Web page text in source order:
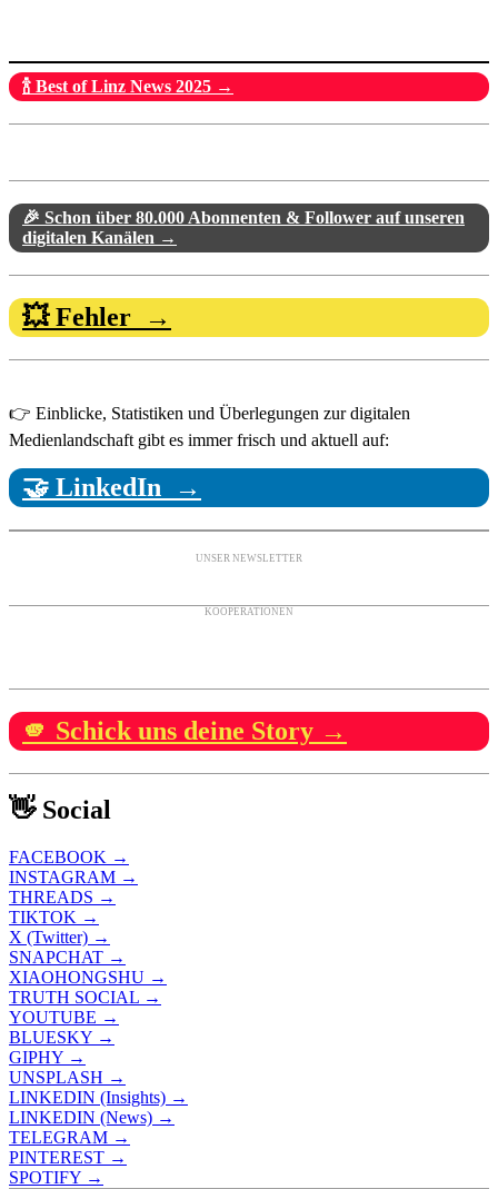
🍾 Best of Linz News 2025 →
🎉 Schon über 80.000 Abonnenten & Follower auf unseren
digitalen Kanälen →
💥 Fehler →
👉 Einblicke, Statistiken und Überlegungen zur digitalen
Medienlandschaft gibt es immer frisch und aktuell auf:
🤝 LinkedIn →
UNSER NEWSLETTER
KOOPERATIONEN
🫵 Schick uns deine Story →
👋 Social
FACEBOOK →
INSTAGRAM →
THREADS →
TIKTOK →
X (Twitter) →
SNAPCHAT →
XIAOHONGSHU →
TRUTH SOCIAL →
YOUTUBE →
BLUESKY →
GIPHY →
UNSPLASH →
LINKEDIN (Insights) →
LINKEDIN (News) →
TELEGRAM →
PINTEREST →
SPOTIFY →